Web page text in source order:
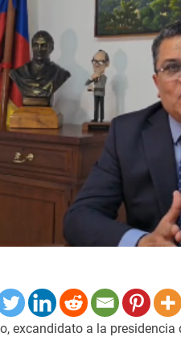
excandidato a la